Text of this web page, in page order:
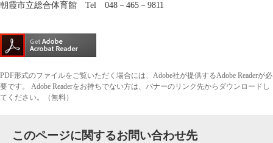
朝霞市立総合体育館 Tel 048－465－9811
PDF形式のファイルをご覧いただく場合には、Adobe社が提供するAdobe Readerが必
要です。
Adobe Readerをお持ちでない方は、バナーのリンク先からダウンロードし
てください。（無料）
このページに関するお問い合わせ先